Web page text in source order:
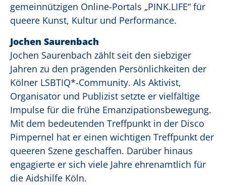
gemeinnützigen Online-Portals „PINK.LIFE“ für
queere Kunst, Kultur und Performance.
Jochen Saurenbach
Jochen Saurenbach zählt seit den siebziger
Jahren zu den prägenden Persönlichkeiten der
Kölner LSBTIQ*‑Community. Als Aktivist,
Organisator und Publizist setzte er vielfältige
Impulse für die frühe Emanzipationsbewegung.
Mit dem bedeutenden Treffpunkt in der Disco
Pimpernel hat er einen wichtigen Treffpunkt der
queeren Szene geschaffen. Darüber hinaus
engagierte er sich viele Jahre ehrenamtlich für
die Aidshilfe Köln.